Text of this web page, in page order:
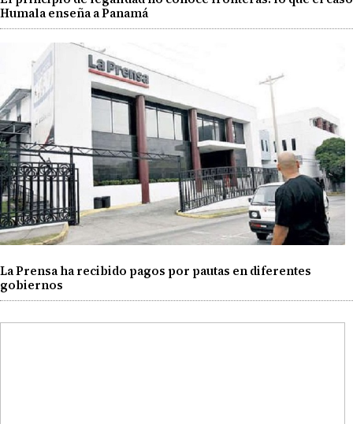
Humala enseña a Panamá
La Prensa ha recibido pagos por pautas en diferentes
gobiernos